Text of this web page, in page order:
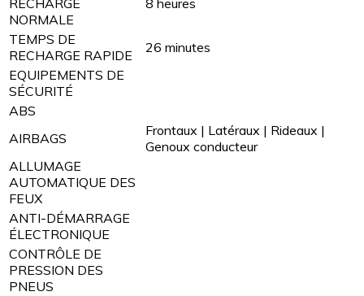
RECHARGE
NORMALE
8 heures
TEMPS DE
RECHARGE RAPIDE
26 minutes
EQUIPEMENTS DE
SÉCURITÉ
ABS
AIRBAGS
Frontaux | Latéraux | Rideaux |
Genoux conducteur
ALLUMAGE
AUTOMATIQUE DES
FEUX
ANTI-DÉMARRAGE
ÉLECTRONIQUE
CONTRÔLE DE
PRESSION DES
PNEUS